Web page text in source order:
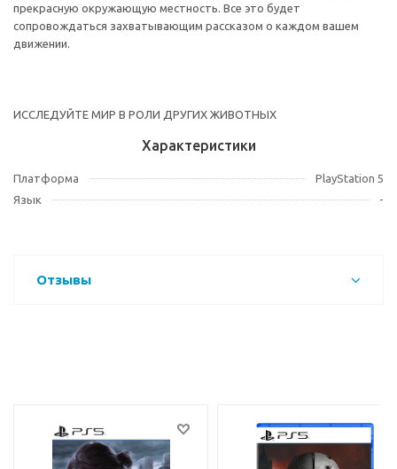
прекрасную окружающую местность. Все это будет
сопровождаться захватывающим рассказом о каждом вашем
движении.
ИССЛЕДУЙТЕ МИР В РОЛИ ДРУГИХ ЖИВОТНЫХ
Характеристики
Платформа
PlayStation 5
Язык
-
Отзывы